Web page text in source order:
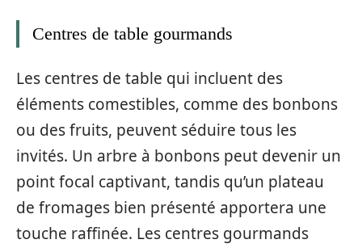
Centres de table gourmands
Les centres de table qui incluent des
éléments comestibles, comme des bonbons
ou des fruits, peuvent séduire tous les
invités. Un arbre à bonbons peut devenir un
point focal captivant, tandis qu’un plateau
de fromages bien présenté apportera une
touche raffinée. Les centres gourmands